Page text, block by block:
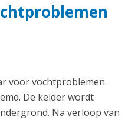
voor vochtproblemen.
De kelder wordt
Na verloop van